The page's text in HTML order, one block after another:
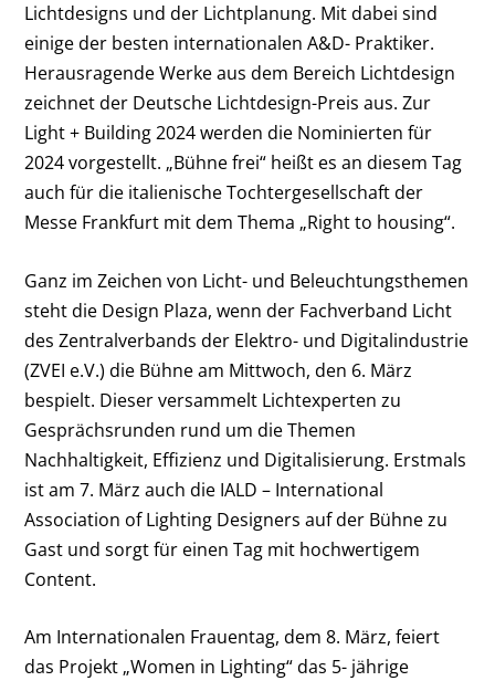
Lichtdesigns und der Lichtplanung. Mit dabei sind
einige der besten internationalen A&D- Praktiker.
Herausragende Werke aus dem Bereich Lichtdesign
zeichnet der Deutsche Lichtdesign-Preis aus. Zur
Light + Building 2024 werden die Nominierten für
2024 vorgestellt. „Bühne frei“ heißt es an diesem Tag
auch für die italienische Tochtergesellschaft der
Messe Frankfurt mit dem Thema „Right to housing“.
Ganz im Zeichen von Licht- und Beleuchtungsthemen
steht die Design Plaza, wenn der Fachverband Licht
des Zentralverbands der Elektro- und Digitalindustrie
(ZVEI e.V.) die Bühne am Mittwoch, den 6. März
bespielt. Dieser versammelt Lichtexperten zu
Gesprächsrunden rund um die Themen
Nachhaltigkeit, Effizienz und Digitalisierung. Erstmals
ist am 7. März auch die IALD – International
Association of Lighting Designers auf der Bühne zu
Gast und sorgt für einen Tag mit hochwertigem
Content.
Am Internationalen Frauentag, dem 8. März, feiert
das Projekt „Women in Lighting“ das 5- jährige